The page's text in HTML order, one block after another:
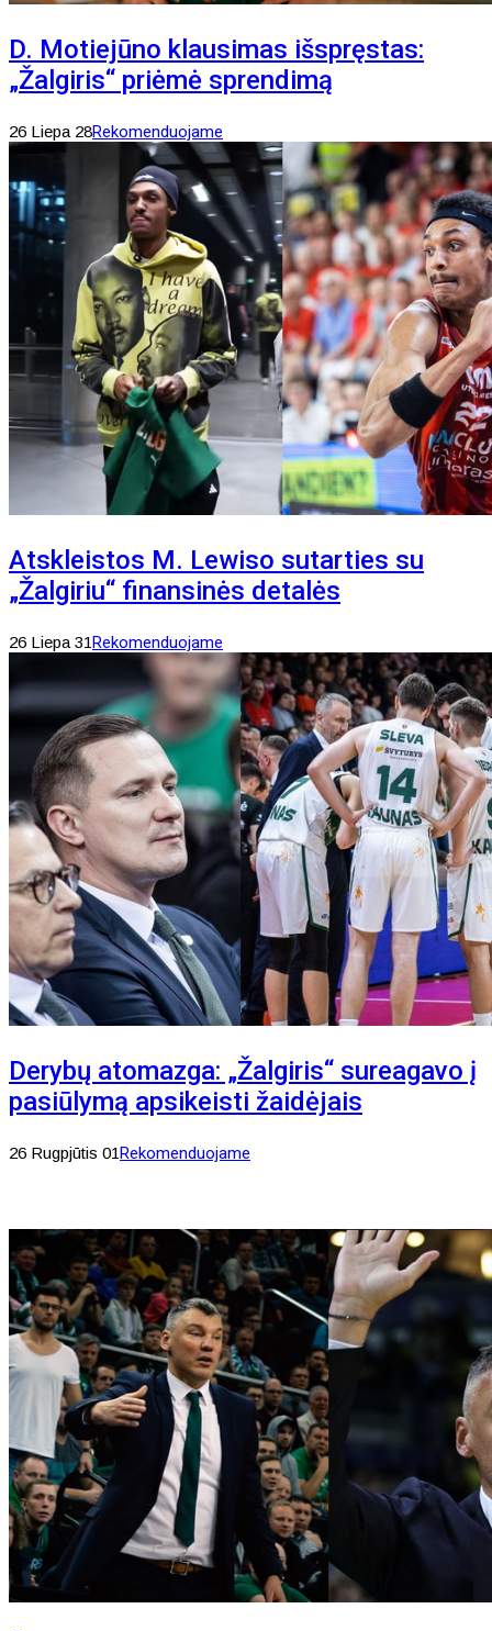
D. Motiejūno klausimas išspręstas:
„Žalgiris“ priėmė sprendimą
26 Liepa 28Rekomenduojame
Atskleistos M. Lewiso sutarties su
„Žalgiriu“ finansinės detalės
26 Liepa 31Rekomenduojame
Derybų atomazga: „Žalgiris“ sureagavo į
pasiūlymą apsikeisti žaidėjais
26 Rugpjūtis 01Rekomenduojame